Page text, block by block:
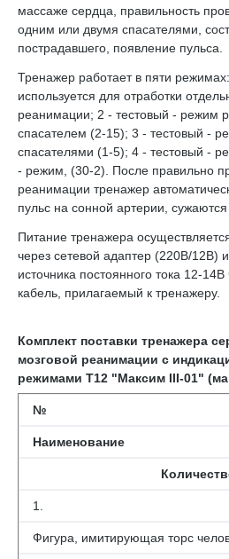
массаже сердца, правильность
одним или двумя спасателями,
пострадавшего, появление пульса.
Тренажер работает в пяти
используется для отработки
реанимации; 2 - тестовый - режим
спасателем (2-15); 3 - тестовый -
спасателями (1-5); 4 - тестовый -
- режим, (30-2). После правильно
реанимации тренажер
пульс на сонной артерии, сужаются
Питание тренажера
через сетевой адаптер (220В/12В)
источника постоянного тока 12-
кабель, прилагаемый к тренажеру.
Комплект поставки тренажера
мозговой реанимации c
режимами Т12 "Максим III-01"
№
Наименование
1.
Фигура, имитирующая торс